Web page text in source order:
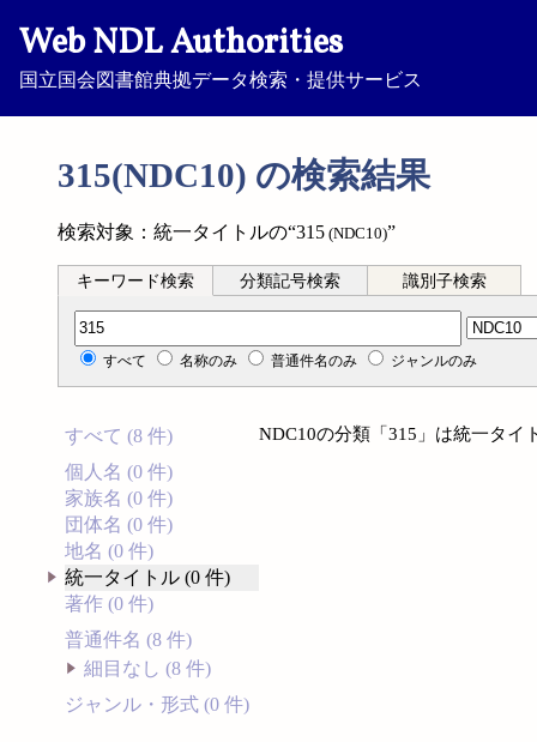
Web NDL Authorities
国立国会図書館典拠データ検索・提供サービス
315(NDC10) の検索結果
検索対象：統一タイトルの“315 (NDC10)”
キーワード検索 分類記号検索 識別子検索
分類記号検索
すべて 名称のみ 普通件名のみ ジャンルのみ
すべて (8 件)
個人名 (0 件)
家族名 (0 件)
団体名 (0 件)
地名 (0 件)
統一タイトル (0 件)
著作 (0 件)
普通件名 (8 件)
細目なし (8 件)
ジャンル・形式 (0 件)
NDC10の分類「315」は統一タイ